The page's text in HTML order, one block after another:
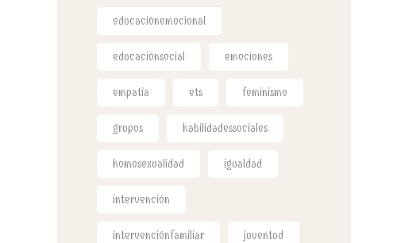
educaciónemocional
educaciónsocial emociones
empatia ets feminismo
grupos habilidadessociales
homosexualidad igualdad
intervención
intervenciónfamiliar juventud